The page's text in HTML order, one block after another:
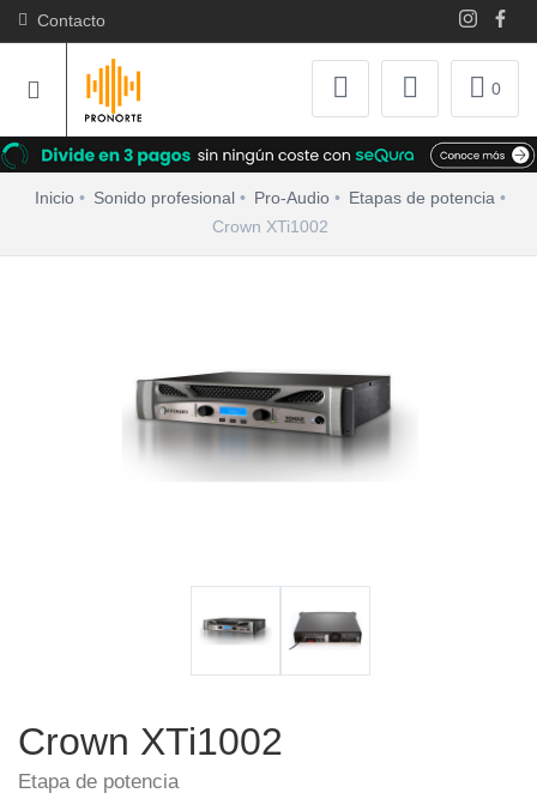
Contacto
0
Inicio Sonido profesional Pro-Audio
Etapas de potencia
Crown XTi1002
Crown XTi1002
Etapa de potencia